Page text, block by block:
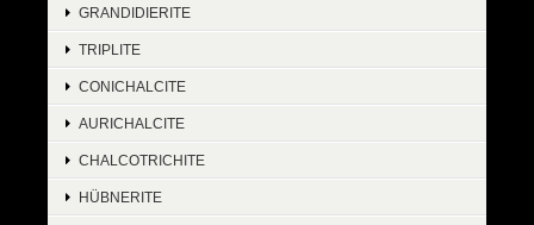
GRANDIDIERITE
TRIPLITE
CONICHALCITE
AURICHALCITE
CHALCOTRICHITE
HÜBNERITE